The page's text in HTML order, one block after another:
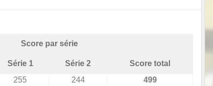
Score par série
Série 1 Série 2
Score total
255 244
499